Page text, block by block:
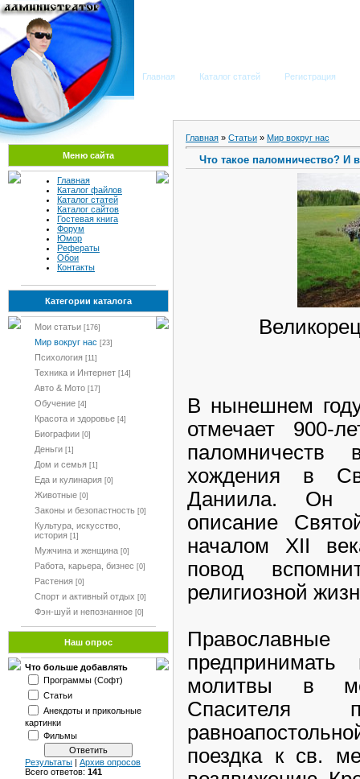
Главная Каталог статей Регистрация
Меню сайта
Главная
Каталог файлов
Каталог статей
Каталог сайтов
Гостевая книга
Форум
Юмор
Рефераты
Обои
Контакты
Категории каталога
Мои статьи [176]
Мир вокруг нас [23]
Психология [11]
Техника и Интернет [14]
Авто & Мото [17]
Обучение [4]
Красота и здоровье [4]
Биографии [0]
Деньги [1]
Дом и семья [1]
Еда и кулинария [0]
Животные [0]
Законы и безопастность [0]
Культура, искусство,
история [1]
Мужчина и женщина [0]
Работа, карьера, бизнес [0]
Растения [0]
Спорт и активный отдых [0]
Фэн-шуй и непознанное [0]
Наш опрос
Что больше добавлять
Программы (Софт)
Статьи
Анекдоты и прикольные
картинки
Фильмы
Результаты | Архив опросов
Всего ответов: 141
Главная » Статьи » Мир вокруг нас
Что такое паломничество? И
В нынешнем
отмечает 900-
хождения в
Даниила. Он
описание
началом XII
повод
религиозной
молитвы в
поездка к св.